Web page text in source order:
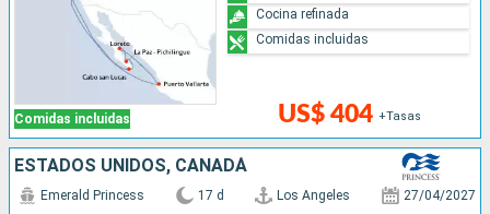
Comidas incluidas US$ 404 +Tasas
Cocina refinada
Comidas incluidas
ESTADOS UNIDOS, CANADÁ
Emerald Princess 17 d Los Angeles 27/04/2027